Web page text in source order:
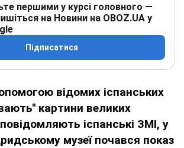
першими у курсі головного —
на Новини на OBOZ.UA у
Підписатися
відомих іспанських
картини великих
іспанські ЗМІ, у
музеї почався показ